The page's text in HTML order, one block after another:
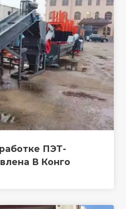
ПЭТ-
​​в Конго